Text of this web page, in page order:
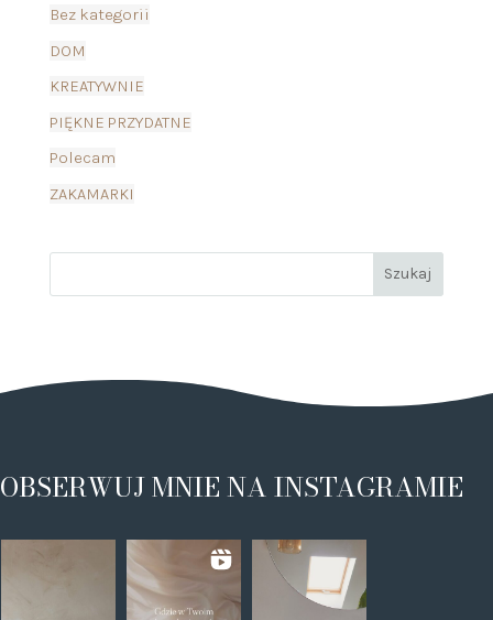
Bez kategorii
DOM
KREATYWNIE
PIĘKNE PRZYDATNE
Polecam
ZAKAMARKI
OBSERWUJ MNIE NA INSTAGRAMIE